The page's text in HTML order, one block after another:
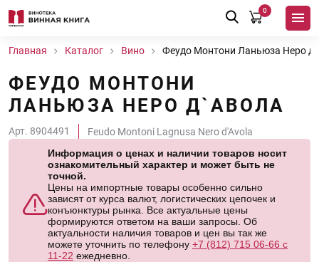
0
Главная Каталог Вино Феудо Монтони Ланьюза Неро
ФЕУДО МОНТОНИ
ЛАНЬЮЗА НЕРО Д`АВОЛА
Арт. 8904491
Feudo Montoni Lagnusa Nero d'Avola
Информация о ценах и наличии товаров носит
ознакомительный характер и может быть не
точной.
Цены на импортные товары особенно сильно
зависят от курса валют, логистических цепочек и
конъюнктуры рынка. Все актуальные цены
формируются ответом на ваши запросы. Об
актуальности наличия товаров и цен вы так же
можете уточнить по телефону +7 (812) 715 06-66 с
11-22 ежедневно.